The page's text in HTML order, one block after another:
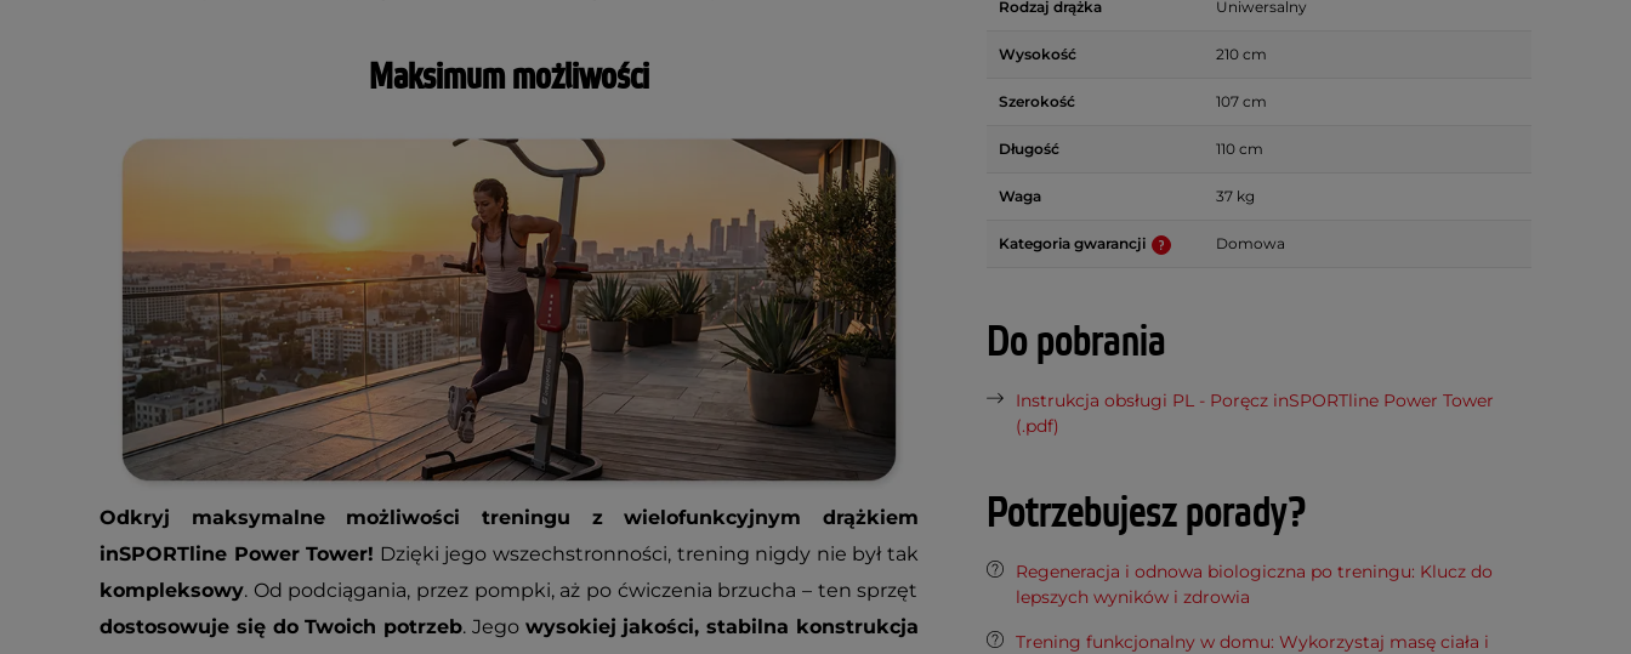
Maksimum możliwości
Odkryj maksymalne możliwości treningu z wielofunkcyjnym drążkiem
inSPORTline Power Tower! Dzięki jego wszechstronności, trening nigdy nie był tak
kompleksowy. Od podciągania, przez pompki, aż po ćwiczenia brzucha – ten sprzęt
dostosowuje się do Twoich potrzeb. Jego wysokiej jakości, stabilna konstrukcja
Rodzaj drążka Uniwersalny
Wysokość 210 cm
Szerokość 107 cm
Długość 110 cm
Waga 37 kg
Kategoria gwarancji Domowa
Do pobrania
Instrukcja obsługi PL - Poręcz inSPORTline Power Tower
(.pdf)
Potrzebujesz porady?
Regeneracja i odnowa biologiczna po treningu: Klucz do
lepszych wyników i zdrowia
Trening funkcjonalny w domu: Wykorzystaj masę ciała i